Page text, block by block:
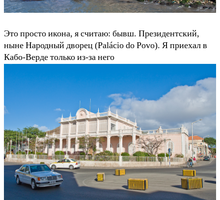
Это просто икона, я считаю: бывш. Президентский,
ныне Народный дворец (Palácio do Povo). Я приехал в
Кабо-Верде только из-за него